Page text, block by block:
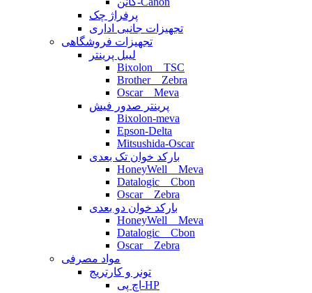
پرفراژ چک
تجهیزات جانبی اداری
تجهیزات فروشگاهی
لیبل پرینتر
Bixolon _ TSC
Brother _ Zebra
Oscar _ Meva
پرینتر صدور فیش
Bixolon-meva
Epson-Delta
Mitsushida-Oscar
بارکد خوان تک بعدی
HoneyWell _ Meva
Datalogic _ Cbon
Oscar _ Zebra
بارکد خوان دو بعدی
HoneyWell _ Meva
Datalogic _ Cbon
Oscar _ Zebra
مواد مصرفی
تونر و کارتریج
اچ پی-HP